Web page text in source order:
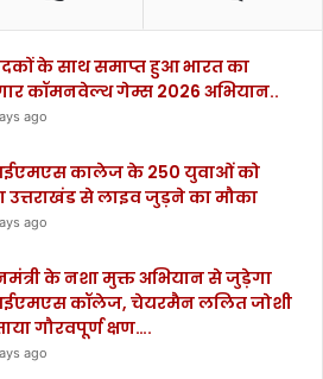
के साथ समाप्त हुआ भारत का
कॉमनवेल्थ गेम्स 2026 अभियान..
ago
कालेज के 250 युवाओं को
उत्तराखंड से लाइव जुड़ने का मौका
ago
के नशा मुक्त अभियान से जुड़ेगा
कॉलेज, चेयरमैन ललित जोशी
गौरवपूर्ण क्षण….
ago